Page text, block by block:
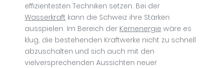
effizientesten Techniken setzen. Bei der
Wasserkraft kann die Schweiz ihre Stärken
ausspielen. Im Bereich der Kernenergie wäre es
klug, die bestehenden Kraftwerke nicht zu schnell
abzuschalten und sich auch mit den
vielversprechenden Aussichten neuer